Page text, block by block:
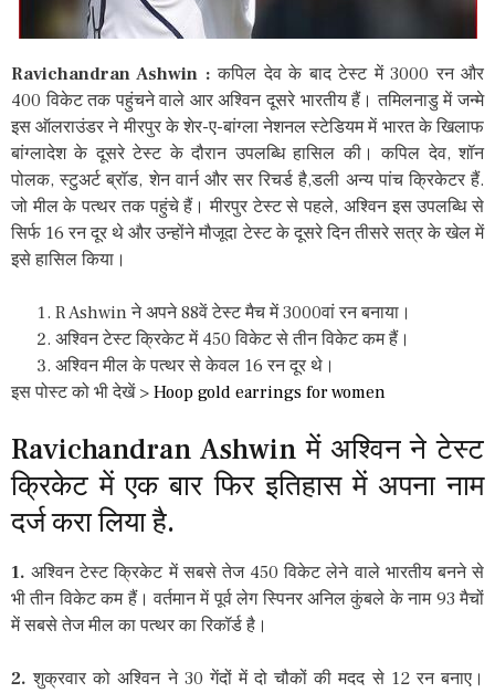
Ravichandran Ashwin :कपिल देव के बाद टेस्ट में 3000 रन और
400 विकेट तक पहुंचने वाले आर अश्विन दूसरे भारतीय हैं। तमिलनाडु में जन्मे
इस ऑलराउंडर ने मीरपुर के शेर-ए-बांग्ला नेशनल स्टेडियम में भारत के खिलाफ
बांग्लादेश के दूसरे टेस्ट के दौरान उपलब्धि हासिल की। कपिल देव, शॉन
पोलक, स्टुअर्ट ब्रॉड, शेन वार्न और सर रिचर्ड है,डली अन्य पांच क्रिकेटर हैं.
जो मील के पत्थर तक पहुंचे हैं। मीरपुर टेस्ट से पहले, अश्विन इस उपलब्धि से
सिर्फ 16 रन दूर थे और उन्होंने मौजूदा टेस्ट के दूसरे दिन तीसरे सत्र के खेल में
इसे हासिल किया।
R Ashwin ने अपने 88वें टेस्ट मैच में 3000वां रन बनाया।
अश्विन टेस्ट क्रिकेट में 450 विकेट से तीन विकेट कम हैं।
अश्विन मील के पत्थर से केवल 16 रन दूर थे।
इस पोस्ट को भी देखें > Hoop gold earrings for women
Ravichandran Ashwin में अश्विन ने टेस्ट
क्रिकेट में एक बार फिर इतिहास में अपना नाम
दर्ज करा लिया है.
1. अश्विन टेस्ट क्रिकेट में सबसे तेज 450 विकेट लेने वाले भारतीय बनने से
भी तीन विकेट कम हैं। वर्तमान में पूर्व लेग स्पिनर अनिल कुंबले के नाम 93 मैचों
में सबसे तेज मील का पत्थर का रिकॉर्ड है।
2. शुक्रवार को अश्विन ने 30 गेंदों में दो चौकों की मदद से 12 रन बनाए।